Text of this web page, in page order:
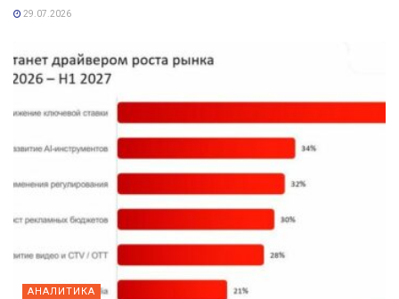
29.07.2026
АНАЛИТИКА